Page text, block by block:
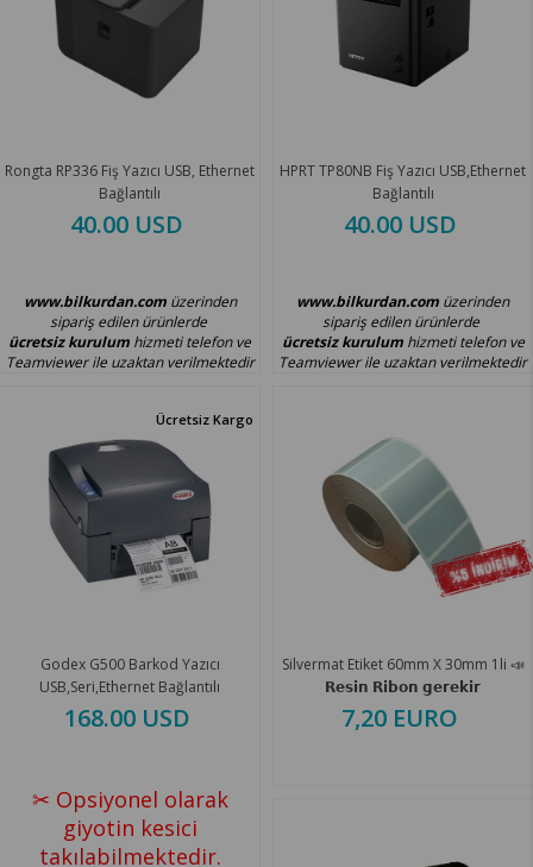
Rongta RP336 Fiş Yazıcı USB, Ethernet
Bağlantılı
40.00 USD
www.bilkurdan.com üzerinden
sipariş edilen ürünlerde
ücretsiz kurulum hizmeti telefon ve
Teamviewer ile uzaktan verilmektedir
HPRT TP80NB Fiş Yazıcı USB,Ethernet
Bağlantılı
40.00 USD
www.bilkurdan.com üzerinden
sipariş edilen ürünlerde
ücretsiz kurulumhizmeti telefon ve
Teamviewer ile uzaktan verilmektedir
Godex G500 Barkod Yazıcı
USB,Seri,Ethernet Bağlantılı
168.00 USD
Ücretsiz Kargo
✂ Opsiyonel olarak
giyotin kesici
takılabilmektedir.
Silvermat Etiket 60mm X 30mm 1li 📣
𝗥𝗲𝘀𝗶𝗻 𝗥𝗶𝗯𝗼𝗻 𝗴𝗲𝗿𝗲𝗸𝗶𝗿
7,20 EURO